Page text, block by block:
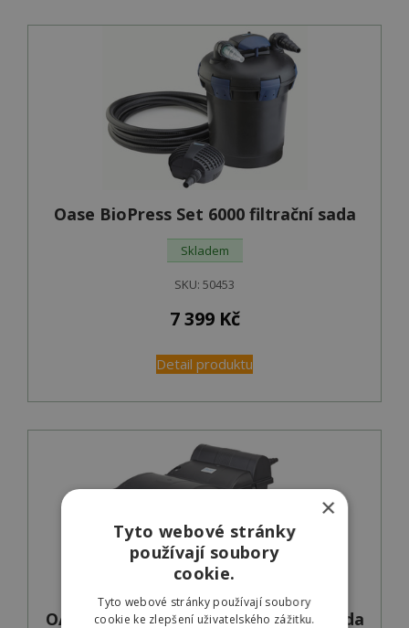
Oase BioPress Set 6000 filtrační sada
Skladem
SKU: 50453
7 399 Kč
Detail produktu
OASE BioSmart Set 14000 filtrační sada
×
Tyto webové stránky
používají soubory
cookie.
Tyto webové stránky používají soubory
cookie ke zlepšení uživatelského zážitku.